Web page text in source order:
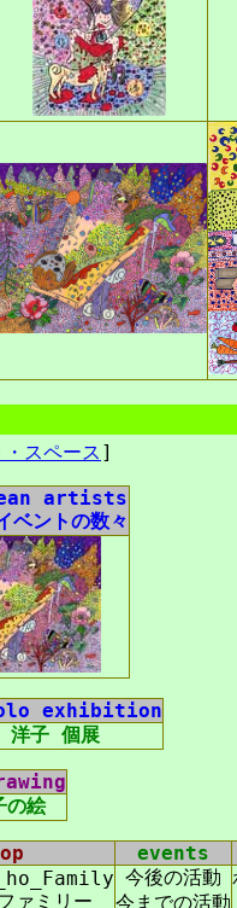
スペース ]
artists
ベントの数々
exhibition
洋子 個展
の絵
events
ァミリー
今後の活動
今までの活動